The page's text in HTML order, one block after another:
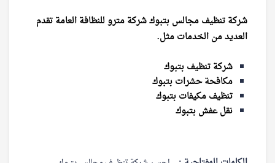
شركة تنظيف مجالس بتبوك شركة مترو للنظافة العامة تقدم
العديد من الخدمات مثل.
شركة تنظيف بتبوك
مكافحة حشرات بتبوك
تنظيف مكيفات بتبوك
نقل عفش بتبوك